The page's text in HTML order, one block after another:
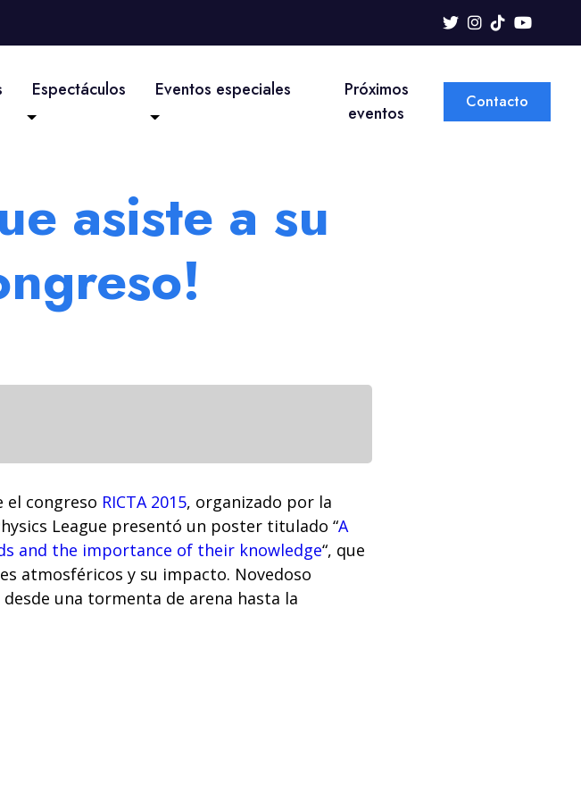
Espectáculos Eventos especiales
Próximos
eventos
Contacto
asiste a su
el congreso RICTA 2015, organizado por la
League presentó un poster titulado “A
and the importance of their knowledge“, que
atmosféricos y su impacto. Novedoso
una tormenta de arena hasta la